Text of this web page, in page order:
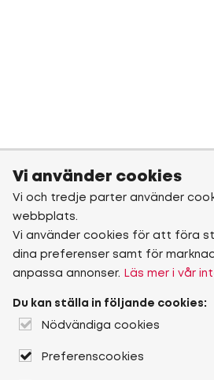
Vi använder cookies
Vi och tredje parter använder
webbplats.
Vi använder cookies för att föra
dina preferenser samt för
anpassa annonser.
Läs mer i vår
Du kan ställa in följande cookies:
Nödvändiga cookies
Preferenscookies